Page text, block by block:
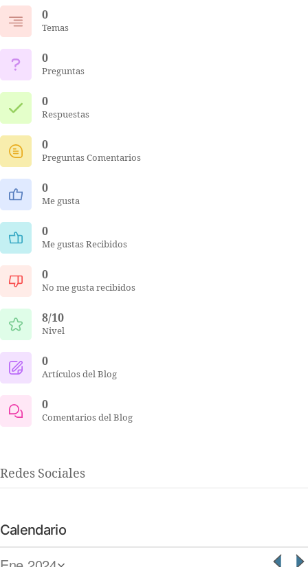
0
Temas
0
Preguntas
0
Respuestas
0
Preguntas Comentarios
0
Me gusta
0
Me gustas Recibidos
0
No me gusta recibidos
8/10
Nivel
0
Artículos del Blog
0
Comentarios del Blog
Redes Sociales
Calendario